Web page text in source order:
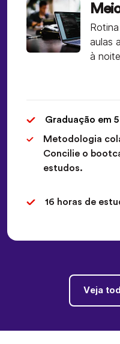
aulas
à
Graduação em
Metodologia
Concilie o
estudos.
16 horas de
Veja